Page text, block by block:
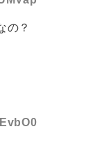
の？